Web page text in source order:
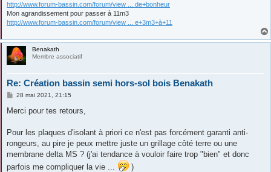
http://www.forum-bassin.com/forum/view ... de+bonheur
Mon agrandissement pour passer à 11m3
http://www.forum-bassin.com/forum/view ... e+3m3+à+11
Benakath
Membre associatif
Re: Création bassin semi hors-sol bois Benakath
M
s
g
28 mai 2021, 21:15
Merci pour tes retours,
Pour les plaques d'isolant à priori ce n'est pas forcément garanti anti-
rongeurs, au pire je peux mettre juste un grillage côté terre ou une
membrane delta MS ? (j'ai tendance à vouloir faire trop "bien" et donc
parfois me compliquer la vie ...
)